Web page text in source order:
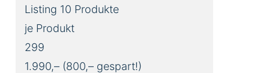
Listing 10 Produkte
je Produkt
299
1.990,– (800,– gespart!)